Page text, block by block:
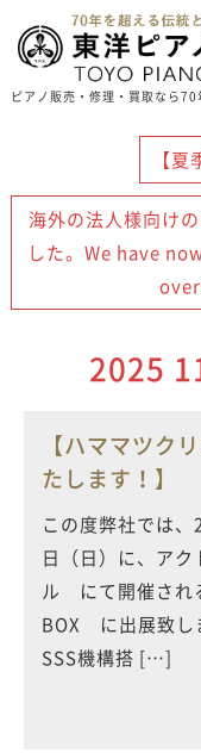
ピアノ販売・修理・買取なら
【
海外の法人様向け
した。We have
2025
【ハママツク
たします！】
この度弊社では
日（日）に、ア
ル にて開催され
BOX に出展致し
SSS機構搭 […]